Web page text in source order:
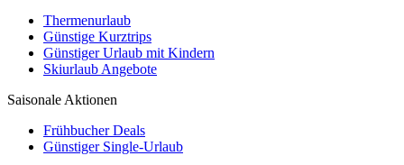
Thermenurlaub
Günstige Kurztrips
Günstiger Urlaub mit Kindern
Skiurlaub Angebote
Saisonale Aktionen
Frühbucher Deals
Günstiger Single-Urlaub